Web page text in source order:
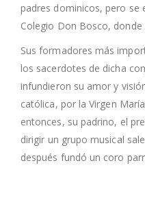
padres dominicos, pero se
Colegio Don Bosco,
Sus formadores más
los sacerdotes de dicha
infundieron su amor y
católica, por la Virgen
entonces, su padrino, el
dirigir un grupo musical
después fundó un coro